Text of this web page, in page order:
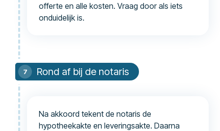
offerte en alle kosten. Vraag door als iets
onduidelijk is.
Rond af bij de notaris
Na akkoord tekent de notaris de
hypotheekakte en leveringsakte. Daarna